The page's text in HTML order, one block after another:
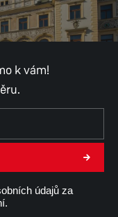
k vám!
údajů za